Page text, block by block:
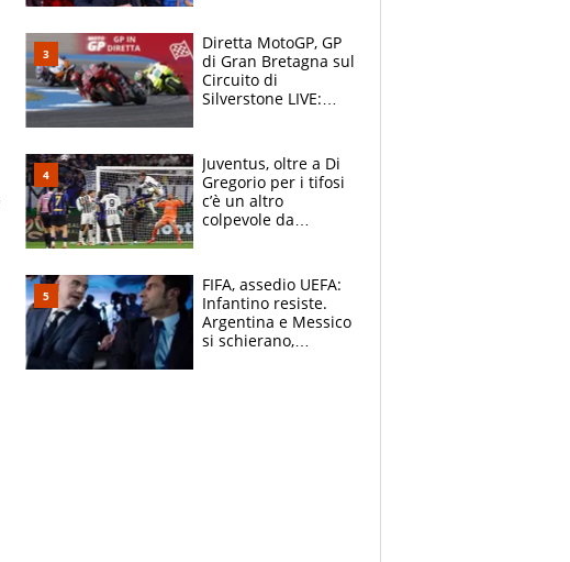
Diretta MotoGP, GP
di Gran Bretagna sul
Circuito di
Silverstone LIVE:
Juventus, oltre a Di
Gregorio per i tifosi
c’è un altro
colpevole da
FIFA, assedio UEFA:
Infantino resiste.
Argentina e Messico
si schierano,